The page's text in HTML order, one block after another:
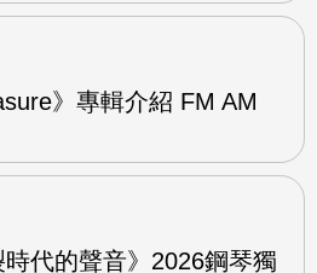
》專輯介紹 FM AM
代的聲音》2026鋼琴獨